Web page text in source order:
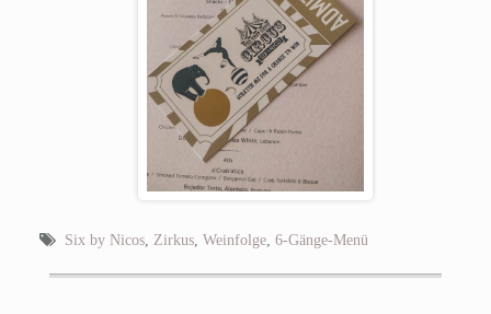
Six by Nicos, Zirkus, Weinfolge, 6-Gänge-Menü